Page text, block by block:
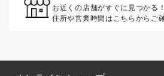
お近くの店舗がすぐに見つかる！
住所や営業時間はこちらからご